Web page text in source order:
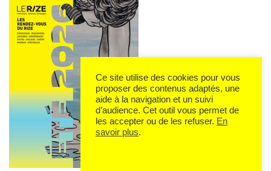
Ce site utilise des cookies pour vous
proposer des contenus adaptés, une
aide à la navigation et un suivi
d’audience. Cet outil vous permet de
les accepter ou de les refuser. En
savoir plus.